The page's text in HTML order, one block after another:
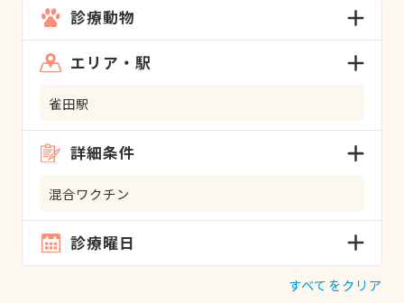
診療動物
エリア・駅
雀田駅
詳細条件
混合ワクチン
診療曜日
すべてをクリア